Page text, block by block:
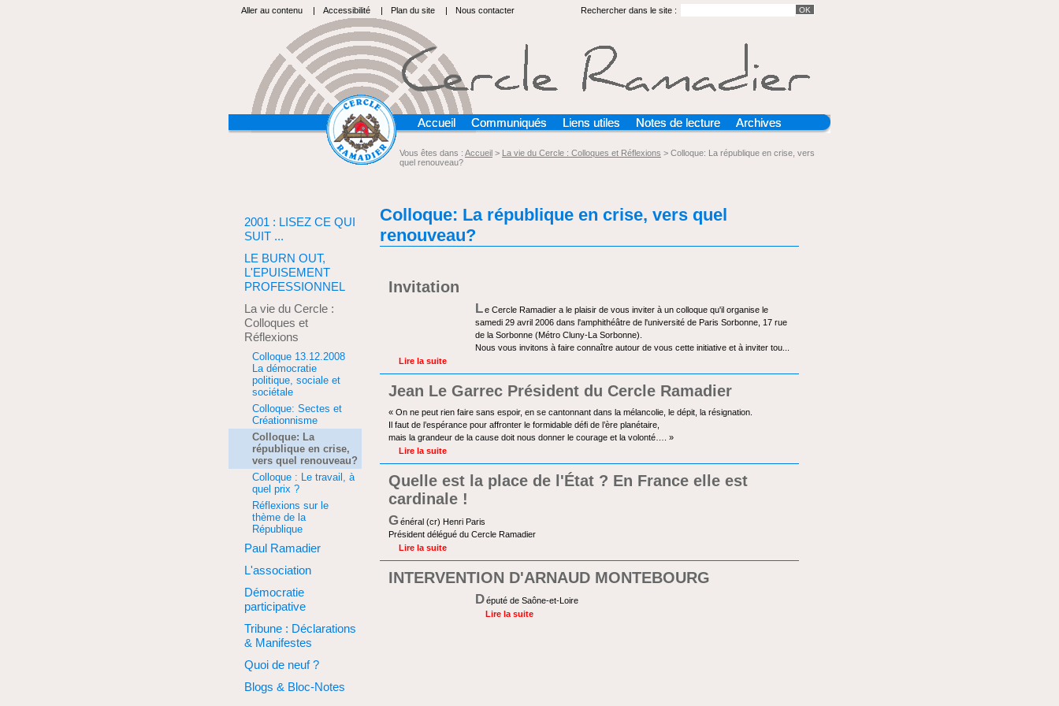
Aller au contenu | Accessibilité | Plan du site | Nous contacter Rechercher dans le site :
Accueil Communiqués Liens utiles Notes de lecture Archives
2001 : LISEZ CE QUI
SUIT ...
LE BURN OUT,
L'EPUISEMENT
PROFESSIONNEL
La vie du Cercle :
Colloques et
Réflexions
Colloque 13.12.2008
La démocratie
politique, sociale et
sociétale
Colloque: Sectes et
Créationnisme
Colloque: La
république en crise,
vers quel renouveau?
Colloque : Le travail, à
quel prix ?
Réflexions sur le
thème de la
République
Paul Ramadier
L'association
Démocratie
participative
Tribune : Déclarations
& Manifestes
Quoi de neuf ?
Blogs & Bloc-Notes
Vous êtes dans : Accueil > La vie du Cercle : Colloques et Réflexions > Colloque: La république en crise, vers
quel renouveau?
Colloque: La république en crise, vers quel
renouveau?
Invitation
Le Cercle Ramadier a le plaisir de vous inviter à un colloque qu'il organise le
samedi 29 avril 2006 dans l'amphithéâtre de l'université de Paris Sorbonne, 17 rue
de la Sorbonne (Métro Cluny-La Sorbonne).
Nous vous invitons à faire connaître autour de vous cette initiative et à inviter tou...
Lire la suite
Jean Le Garrec Président du Cercle Ramadier
« On ne peut rien faire sans espoir, en se cantonnant dans la mélancolie, le dépit, la résignation.
Il faut de l’espérance pour affronter le formidable défi de l’ère planétaire,
mais la grandeur de la cause doit nous donner le courage et la volonté…. »
Lire la suite
Quelle est la place de l'État ? En France elle est
cardinale !
G énéral (cr) Henri Paris
Président délégué du Cercle Ramadier
Lire la suite
INTERVENTION D'ARNAUD MONTEBOURG
Député de Saône-et-Loire
Lire la suite